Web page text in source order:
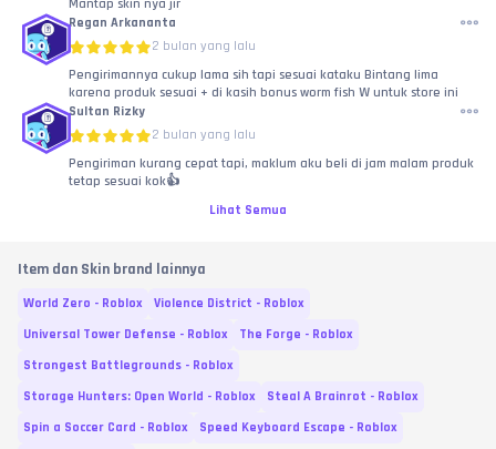
Mantap skin nya jir
Regan Arkananta
2 bulan yang lalu
Pengirimannya cukup lama sih tapi sesuai kataku Bintang lima
karena produk sesuai + di kasih bonus worm fish W untuk store ini
Sultan Rizky
2 bulan yang lalu
Pengiriman kurang cepat tapi, maklum aku beli di jam malam produk
tetap sesuai kok👍
Lihat Semua
Item dan Skin brand lainnya
World Zero - Roblox
Violence District - Roblox
Universal Tower Defense - Roblox
The Forge - Roblox
Strongest Battlegrounds - Roblox
Storage Hunters: Open World - Roblox
Steal A Brainrot - Roblox
Spin a Soccer Card - Roblox
Speed Keyboard Escape - Roblox